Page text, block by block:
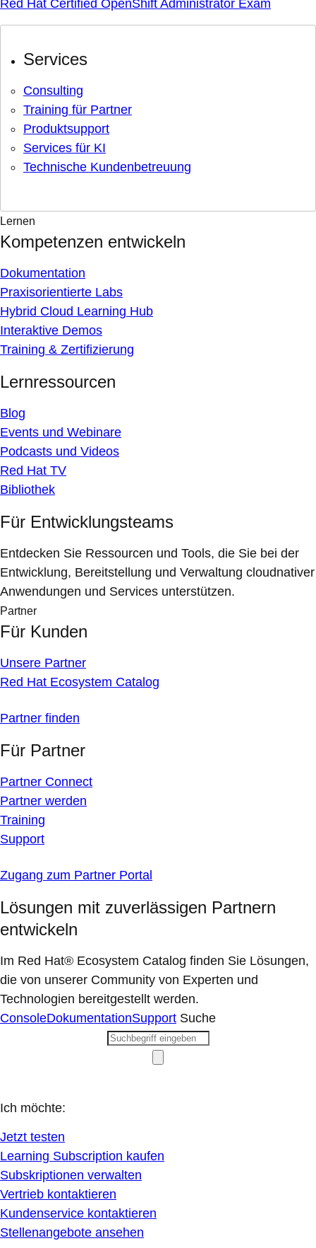
Red Hat Certified OpenShift Administrator Exam
Services
Consulting
Training für Partner
Produktsupport
Services für KI
Technische Kundenbetreuung
Lernen
Kompetenzen entwickeln
Dokumentation
Praxisorientierte Labs
Hybrid Cloud Learning Hub
Interaktive Demos
Training & Zertifizierung
Lernressourcen
Blog
Events und Webinare
Podcasts und Videos
Red Hat TV
Bibliothek
Für Entwicklungsteams
Entdecken Sie Ressourcen und Tools, die Sie bei der
Entwicklung, Bereitstellung und Verwaltung cloudnativer
Anwendungen und Services unterstützen.
Partner
Für Kunden
Unsere Partner
Red Hat Ecosystem Catalog
Partner finden
Für Partner
Partner Connect
Partner werden
Training
Support
Zugang zum Partner Portal
Lösungen mit zuverlässigen Partnern
entwickeln
Im Red Hat® Ecosystem Catalog finden Sie Lösungen,
die von unserer Community von Experten und
Technologien bereitgestellt werden.
ConsoleDokumentationSupport Suche
Ich möchte:
Jetzt testen
Learning Subscription kaufen
Subskriptionen verwalten
Vertrieb kontaktieren
Kundenservice kontaktieren
Stellenangebote ansehen